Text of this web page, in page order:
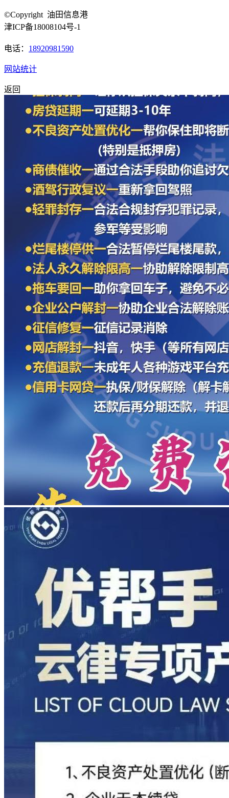
©Copyright 油田信息港
津ICP备18008104号-1
电话： 18920981590
网站统计
返回